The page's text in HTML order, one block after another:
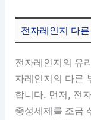
전자레인지 다
전자레인지의 유
자레인지의 다른
합니다. 먼저, 전
중성세제를 조금